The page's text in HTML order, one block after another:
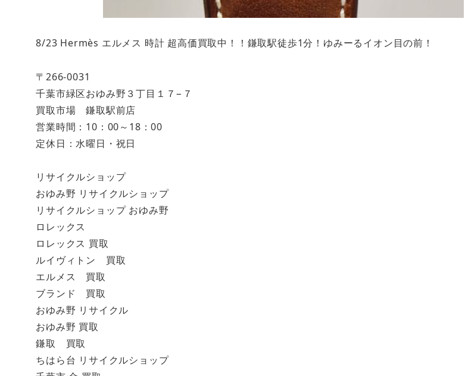
8/23 Hermès エルメス 時計 超高価買取中！！鎌取駅徒歩1分！ゆみーるイオン目の前！
〒266-0031
千葉市緑区おゆみ野３丁目１７−７
買取市場 鎌取駅前店
営業時間：10：00～18：00
定休日：水曜日・祝日
リサイクルショップ
おゆみ野 リサイクルショップ
リサイクルショップ おゆみ野
ロレックス
ロレックス 買取
ルイヴィトン 買取
エルメス 買取
ブランド 買取
おゆみ野 リサイクル
おゆみ野 買取
鎌取 買取
ちはら台 リサイクルショップ